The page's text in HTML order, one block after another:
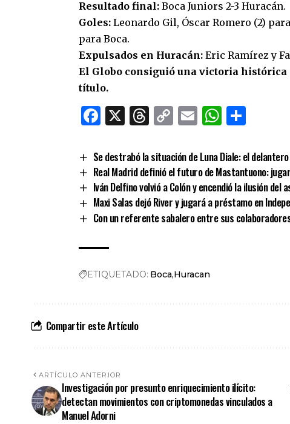
Resultado final: Boca Juniors 2-3 Huracán.
Goles: Leonardo Gil, Óscar Romero (2)
para Boca.
Expulsados en Huracán: Eric Ramírez y
El Globo consiguió una victoria
título.
Facebook
X Threads
CopyEmail
Se destrabó la situación de Luna Diale: el
Real Madrid definió el futuro de Mastantuono:
Iván Delfino volvió a Colón y encendió la ilusión
Maxi Salas dejó River y jugará a préstamo en
Con un referente sabalero entre sus
ETIQUETADO: Boca Huracan
Compartir este Artículo
ARTÍCULO ANTERIOR
Investigación por presunto enriquecimiento ilícito:
detectan movimientos con criptomonedas vinculados a
Manuel Adorni